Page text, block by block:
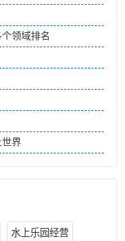
领域排名
世界
水上乐园经营